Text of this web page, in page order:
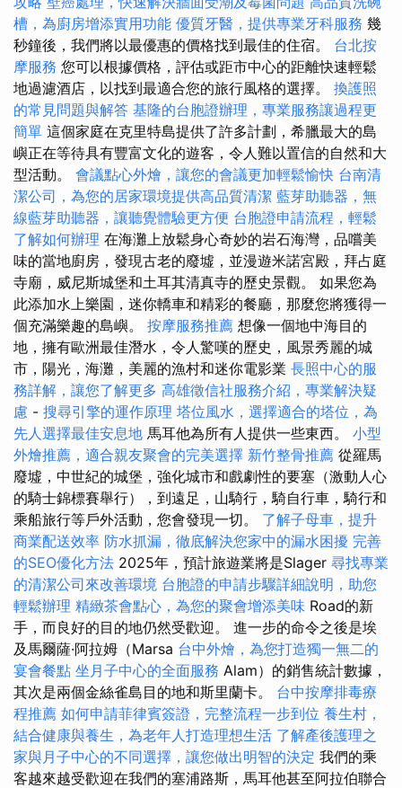
槽，為廚房增添實用功能 優質牙醫，提供專業牙科服務 幾
秒鐘後，我們將以最優惠的價格找到最佳的住宿。 台北按
摩服務 您可以根據價格，評估或距市中心的距離快速輕鬆
地過濾酒店，以找到最適合您的旅行風格的選擇。 換護照
的常見問題與解答 基隆的台胞證辦理，專業服務讓過程更
簡單 這個家庭在克里特島提供了許多計劃，希臘最大的島
嶼正在等待具有豐富文化的遊客，令人難以置信的自然和大
型活動。 會議點心外燴，讓您的會議更加輕鬆愉快 台南清
潔公司，為您的居家環境提供高品質清潔 藍芽助聽器，無
線藍芽助聽器，讓聽覺體驗更方便 台胞證申請流程，輕鬆
了解如何辦理 在海灘上放鬆身心奇妙的岩石海灣，品嚐美
味的當地廚房，發現古老的廢墟，並漫遊米諾宮殿，拜占庭
寺廟，威尼斯城堡和土耳其清真寺的歷史景觀。 如果您為
此添加水上樂園，迷你轎車和精彩的餐廳，那麼您將獲得一
個充滿樂趣的島嶼。 按摩服務推薦 想像一個地中海目的
地，擁有歐洲最佳潛水，令人驚嘆的歷史，風景秀麗的城
市，陽光，海灘，美麗的漁村和迷你電影業 長照中心的服
務詳解，讓您了解更多 高雄徵信社服務介紹，專業解決疑
慮 - 搜尋引擎的運作原理 塔位風水，選擇適合的塔位，為
先人選擇最佳安息地 馬耳他為所有人提供一些東西。 小型
外燴推薦，適合親友聚會的完美選擇 新竹整骨推薦 從羅馬
廢墟，中世紀的城堡，強化城市和戲劇性的要塞（激動人心
的騎士錦標賽舉行），到遠足，山騎行，騎自行車，騎行和
乘船旅行等戶外活動，您會發現一切。 了解子母車，提升
商業配送效率 防水抓漏，徹底解決您家中的漏水困擾 完善
的SEO優化方法 2025年，預計旅遊業將是Slager 尋找專業
的清潔公司來改善環境 台胞證的申請步驟詳細說明，助您
輕鬆辦理 精緻茶會點心，為您的聚會增添美味 Road的新
手，而良好的目的地仍然受歡迎。 進一步的命令之後是埃
及馬爾薩·阿拉姆（Marsa 台中外燴，為您打造獨一無二的
宴會餐點 坐月子中心的全面服務 Alam）的銷售統計數據，
其次是兩個金絲雀島目的地和斯里蘭卡。 台中按摩排毒療
程推薦 如何申請菲律賓簽證，完整流程一步到位 養生村，
結合健康與養生，為老年人打造理想生活 了解產後護理之
家與月子中心的不同選擇，讓您做出明智的決定 我們的乘
客越來越受歡迎在我們的塞浦路斯，馬耳他甚至阿拉伯聯合